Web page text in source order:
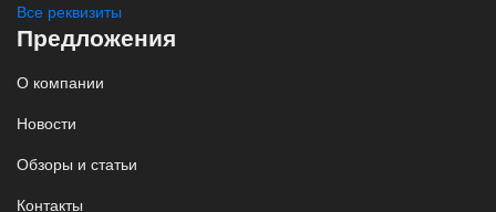
Все реквизиты
Предложения
О компании
Новости
Обзоры и статьи
Контакты